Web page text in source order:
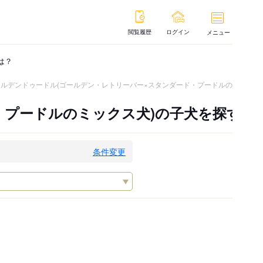
閲覧履歴 ログイン メニュー
？
デンドゥードル(ゴールデン・レトリーバー×スタンダード・プードルのミック
ードルのミックス犬)の子犬を探す
条件変更